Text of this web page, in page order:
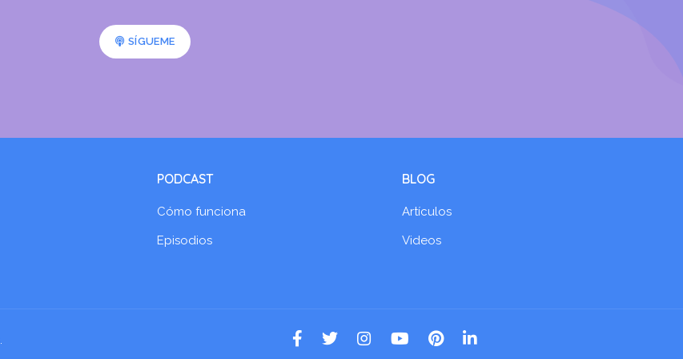
SÍGUEME
PODCAST
Cómo funciona
Episodios
BLOG
Artículos
Videos